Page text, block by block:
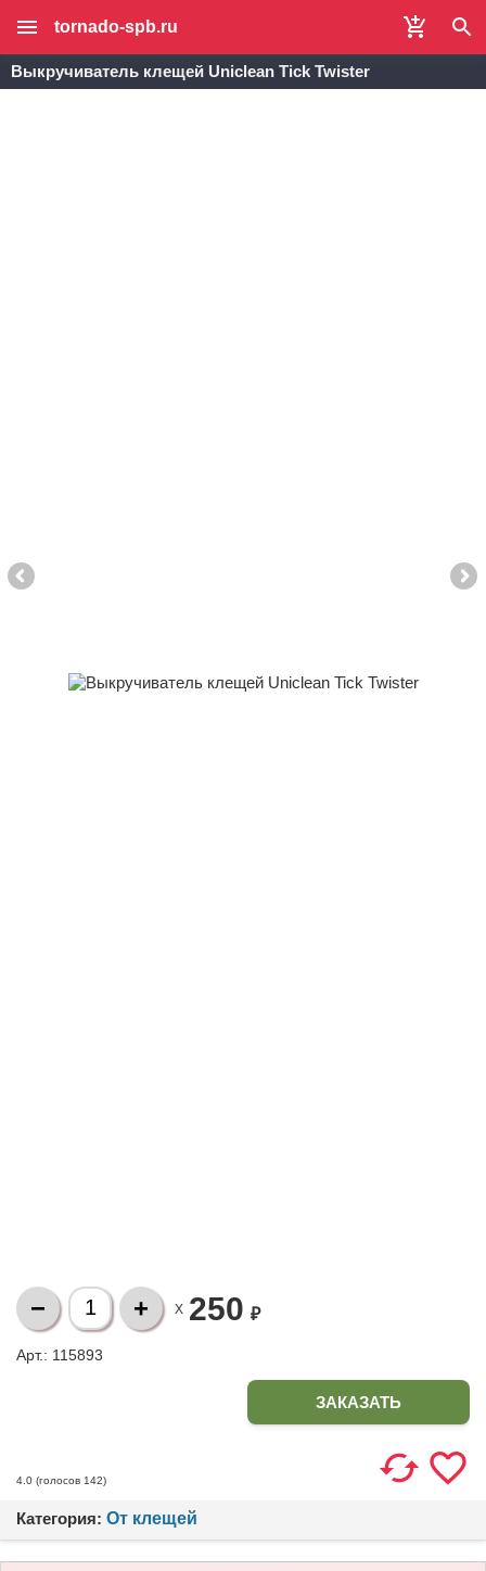
tornado-spb.ru
Выкручиватель клещей Uniclean Tick Twister
X 250 ₽
Арт.: 115893
ЗАКАЗАТЬ
4.0 (голосов 142)
Категория: От клещей